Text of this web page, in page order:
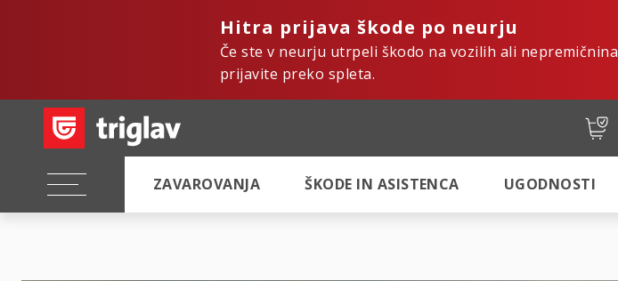
Hitra prijava škode po neurju
Če ste v neurju utrpeli škodo na vozilih ali
prijavite preko spleta.
ZAVAROVANJA ŠKODE IN ASISTENCA UGODNOSTI